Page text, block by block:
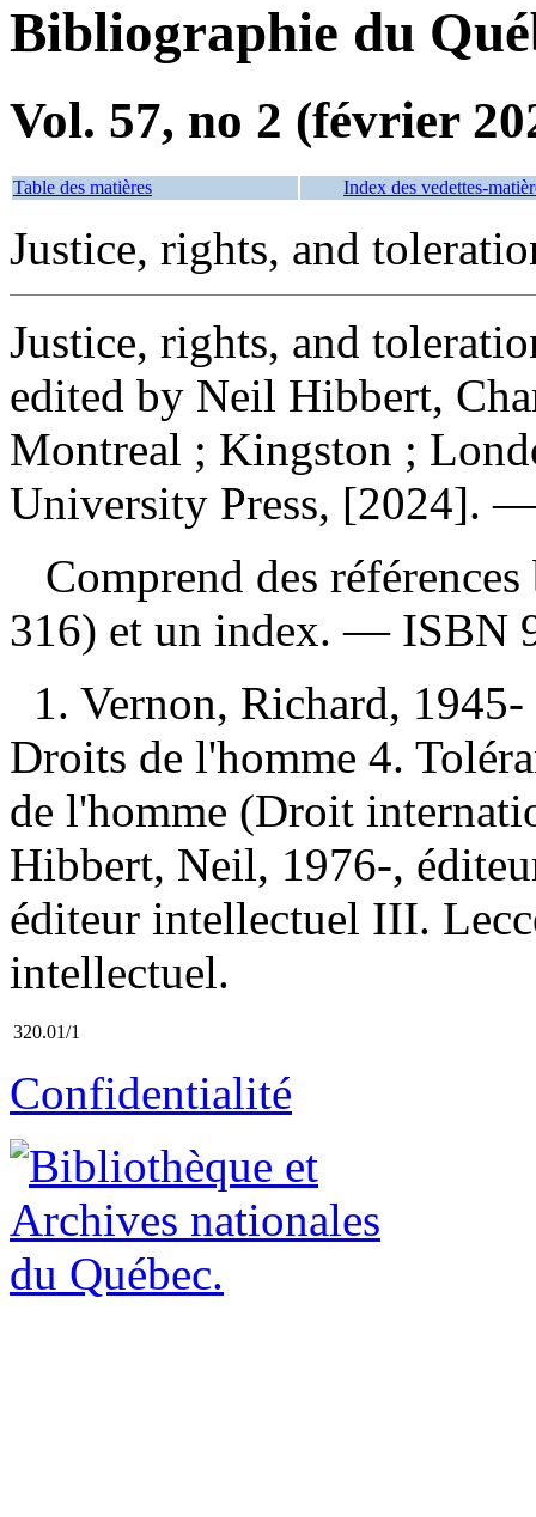
Bibliographie du
Vol. 57, no 2 (février
Table des matières Index des vedettes-
Justice, rights, and
Justice, rights, and
edited by Neil Hibbert,
Montreal ; Kingston ;
University Press, [2024].
Comprend des
316) et un index. — ISBN
1. Vernon, Richard,
Droits de l'homme 4.
de l'homme (Droit
Hibbert, Neil, 1976-,
éditeur intellectuel III.
intellectuel.
320.01/1
Confidentialité